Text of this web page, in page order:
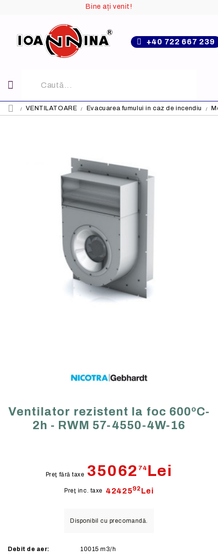
Bine ați venit!
+40 722 667 239
VENTILATOARE Evacuarea fumului in caz de incendiu
Ventilator rezistent la foc 600ºC-
2h - RWM 57-4550-4W-16
Preţ fără taxe 35062 74 Lei
Preţ inc. taxe 4242592 Lei
Disponibil cu precomandă.
Debit de aer: 10015m3/h